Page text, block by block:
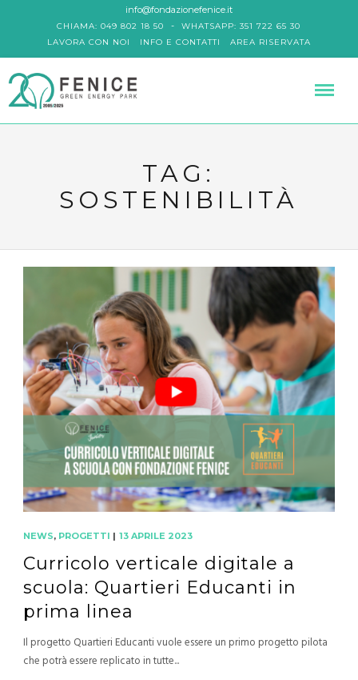
info@fondazionefenice.it
CHIAMA: 049 802 18 50 -
WHATSAPP: 351 722 65 30
LAVORA CON NOI
INFO E CONTATTI AREA RISERVATA
TAG:
SOSTENIBILITÀ
NEWS, PROGETTI | 13 APRILE 2023
Curricolo verticale digitale a
scuola: Quartieri Educanti in
prima linea
Il progetto Quartieri Educanti vuole essere un primo progetto pilota
che potrà essere replicato in tutte...